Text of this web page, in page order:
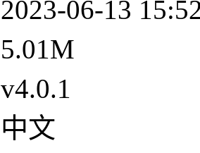
2023-06-13
5.01M
v4.0.1
中文